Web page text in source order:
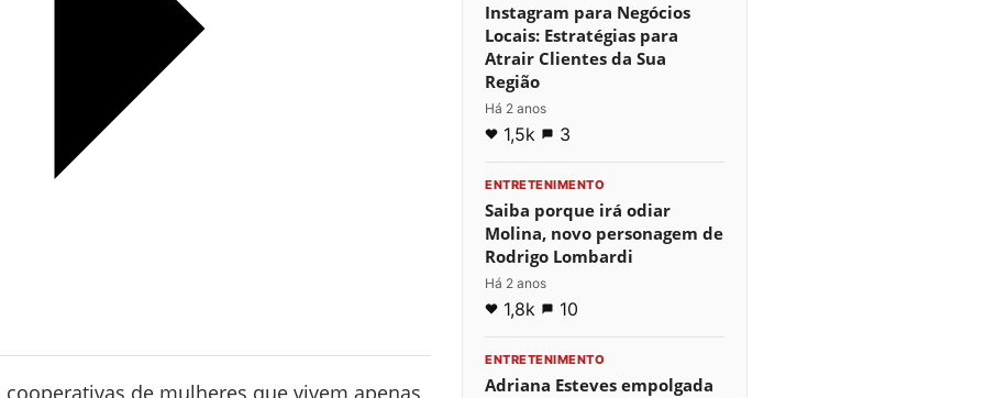
de mulheres que vivem apenas
Instagram para Negócios
Locais: Estratégias para
Atrair Clientes da Sua
Região
Há 2 anos
1,5k 3
ENTRETENIMENTO
Saiba porque irá odiar
Molina, novo personagem de
Rodrigo Lombardi
Há 2 anos
1,8k 10
ENTRETENIMENTO
Adriana Esteves empolgada